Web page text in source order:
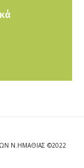
Ν.ΗΜΑΘΙΑΣ ©2022